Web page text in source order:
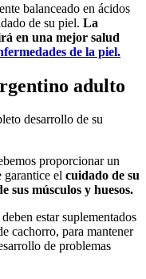
balanceado en ácidos
de su piel. La
en una mejor salud
de la piel.
adulto
desarrollo de su
proporcionar un
garantice el cuidado de su
sus músculos y huesos.
estar suplementados
cachorro, para mantener
de problemas